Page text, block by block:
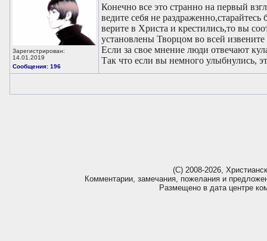
Зарегистрирован:
14.01.2019
Сообщения: 196
Конечно все это странно на первый
ведите себя не
верите в Христа и крестились,то вы
установлены Творцом во всей
Если за свое мнение люди отвечают
Так что если вы немного улыбнулись,
(С) 2008-2026,
Комментарии, замечания, пожелания и
Размещено в дата центре